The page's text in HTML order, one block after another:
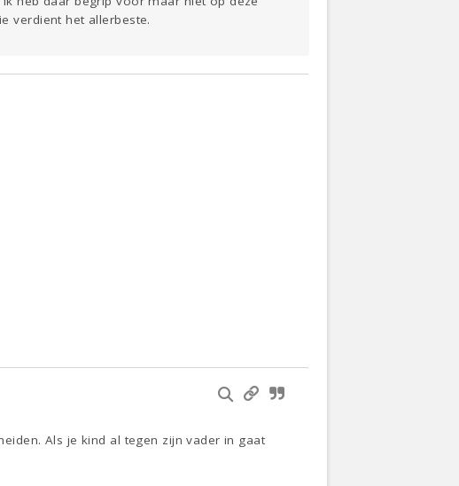
verdient het allerbeste.
Als je kind al tegen zijn vader in gaat